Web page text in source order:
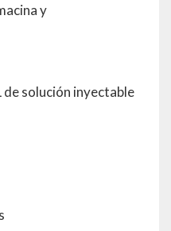
y
de solución inyectable